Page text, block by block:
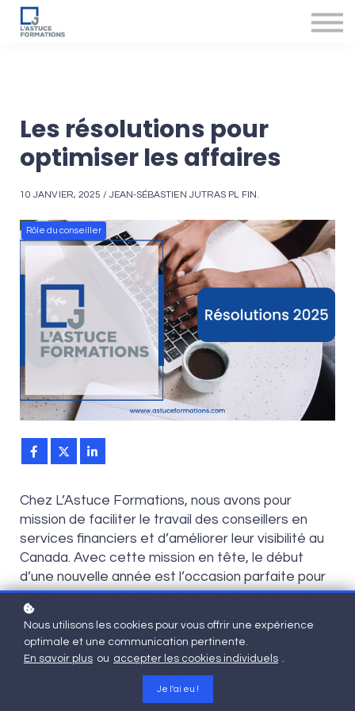
Accompagnement des conseillers
Les résolutions pour
optimiser les affaires
10 JANVIER, 2025 / JEAN-SÉBASTIEN JUTRAS PL FIN.
Rôle du conseiller
Chez L’Astuce Formations, nous avons pour
mission de faciliter le travail des conseillers en
services financiers et d’améliorer leur visibilité au
Canada. Avec cette mission en tête, le début
d’une nouvelle année est l’occasion parfaite pour
adopter des résolutions qui transformeront votre
pratique. Que vous soyez un professionnel
chevronné ou un conseiller en début de carrière,
ces initiatives vous permettront d’améliorer votre
efficacité et de renforcer vos relations avec vos
clients. Voici des pistes concrètes et mesurables
Nous utilisons les cookies pour vous offrir une expérience
optimale et une communication pertinente.
En savoir plus ou accepter les cookies individuels .
Je l'ai eu !